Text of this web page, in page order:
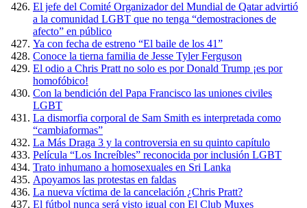
El jefe del Comité Organizador del Mundial de Qatar advirtió
a la comunidad LGBT que no tenga “demostraciones de
afecto” en público
Ya con fecha de estreno “El baile de los 41”
Conoce la tierna familia de Jesse Tyler Ferguson
El odio a Chris Pratt no solo es por Donald Trump ¡es por
homofóbico!
Con la bendición del Papa Francisco las uniones civiles
LGBT
La dismorfia corporal de Sam Smith es interpretada como
“cambiaformas”
La Más Draga 3 y la controversia en su quinto capítulo
Película “Los Increíbles” reconocida por inclusión LGBT
Trato inhumano a homosexuales en Sri Lanka
Apoyamos las protestas en faldas
La nueva víctima de la cancelación ¿Chris Pratt?
El fútbol nunca será visto igual con El Club Muxes